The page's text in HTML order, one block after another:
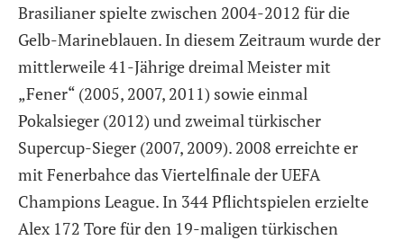
Brasilianer spielte zwischen 2004-2012 für die
Gelb-Marineblauen. In diesem Zeitraum wurde der
mittlerweile 41-Jährige dreimal Meister mit
„Fener“ (2005, 2007, 2011) sowie einmal
Pokalsieger (2012) und zweimal türkischer
Supercup-Sieger (2007, 2009). 2008 erreichte er
mit Fenerbahce das Viertelfinale der UEFA
Champions League. In 344 Pflichtspielen erzielte
Alex 172 Tore für den 19-maligen türkischen